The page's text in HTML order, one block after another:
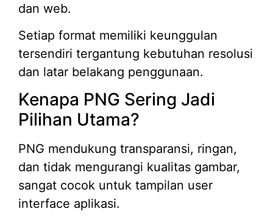
dan web.
Setiap format memiliki keunggulan
tersendiri tergantung kebutuhan resolusi
dan latar belakang penggunaan.
Kenapa PNG Sering Jadi
Pilihan Utama?
PNG mendukung transparansi, ringan,
dan tidak mengurangi kualitas gambar,
sangat cocok untuk tampilan user
interface aplikasi.